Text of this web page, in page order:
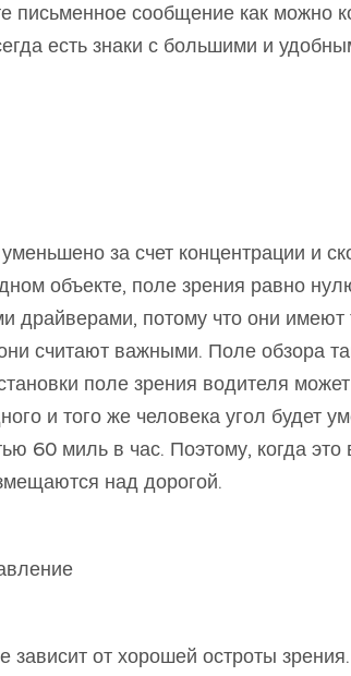
письменное сообщение как можно
есть знаки с большими и
за счет концентрации и
объекте, поле зрения равно
драйверами, потому что они
считают важными. Поле обзора
поле зрения водителя
и того же человека угол будет
60 миль в час. Поэтому, когда это
над дорогой.
зависит от хорошей остроты